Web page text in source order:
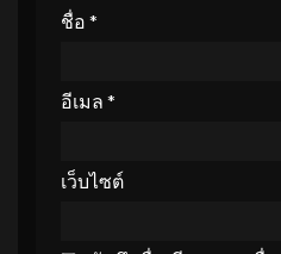
ชื่อ *
อีเมล *
เว็บไซต์